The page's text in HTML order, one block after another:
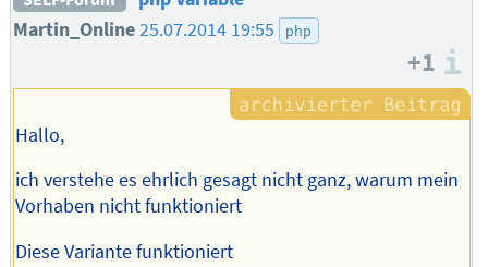
Martin_Online25.07.2014 19:55 php
+1
Hallo,
ich verstehe es ehrlich gesagt nicht ganz, warum mein
Vorhaben nicht funktioniert
Diese Variante funktioniert